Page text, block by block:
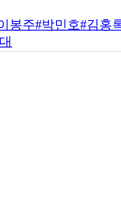
봉주#박민호#김홍